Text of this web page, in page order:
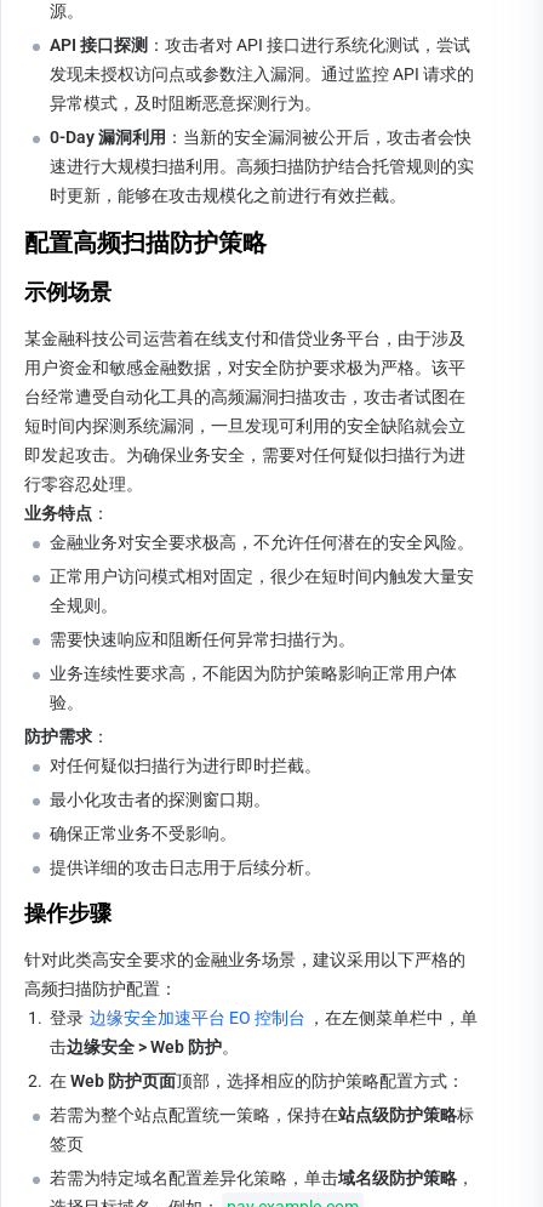
源。
API 接口探测 ：攻击者对 API 接口进行系统化测试，尝试
发现未授权访问点或参数注入漏洞。通过监控 API 请求的
异常模式，及时阻断恶意探测行为。
0-Day 漏洞利用 ：当新的安全漏洞被公开后，攻击者会快
速进行大规模扫描利用。高频扫描防护结合托管规则的实
时更新，能够在攻击规模化之前进行有效拦截。
配置高频扫描防护策略
示例场景
某金融科技公司运营着在线支付和借贷业务平台，由于涉及
用户资金和敏感金融数据，对安全防护要求极为严格。该平
台经常遭受自动化工具的高频漏洞扫描攻击，攻击者试图在
短时间内探测系统漏洞，一旦发现可利用的安全缺陷就会立
即发起攻击。为确保业务安全，需要对任何疑似扫描行为进
行零容忍处理。
业务特点 ：
金融业务对安全要求极高，不允许任何潜在的安全风险。
正常用户访问模式相对固定，很少在短时间内触发大量安
全规则。
需要快速响应和阻断任何异常扫描行为。
业务连续性要求高，不能因为防护策略影响正常用户体
验。
防护需求 ：
对任何疑似扫描行为进行即时拦截。
最小化攻击者的探测窗口期。
确保正常业务不受影响。
提供详细的攻击日志用于后续分析。
操作步骤
针对此类高安全要求的金融业务场景，建议采用以下严格的
高频扫描防护配置：
1. 登录 边缘安全加速平台 EO 控制台 ，在左侧菜单栏中，单
击边缘安全 > Web 防护。
2. 在 Web 防护页面顶部，选择相应的防护策略配置方式：
若需为整个站点配置统一策略，保持在站点级防护策略标
签页
若需为特定域名配置差异化策略，单击域名级防护策略 ，